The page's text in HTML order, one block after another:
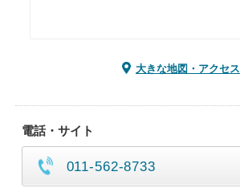
大きな地図・アクセス
電話・サイト
011-562-8733